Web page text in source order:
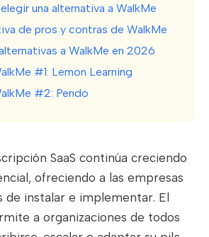
una alternativa a WalkMe
de pros y contras de WalkMe
a WalkMe en 2026
#1: Lemon Learning
#2: Pendo
SaaS continúa creciendo
ofreciendo a las empresas
de instalar e implementar. El
a organizaciones de todos